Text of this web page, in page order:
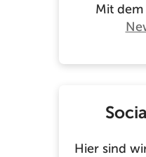
Mit dem
Hier sind